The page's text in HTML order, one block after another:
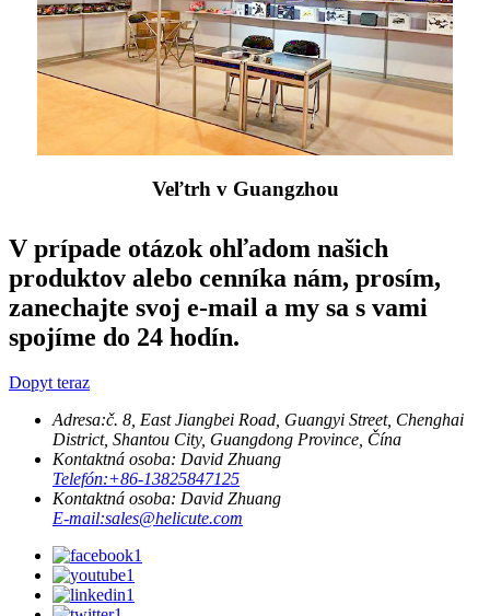
Veľtrh v Guangzhou
V prípade otázok ohľadom našich
produktov alebo cenníka nám, prosím,
zanechajte svoj e-mail a my sa s vami
spojíme do 24 hodín.
Dopyt teraz
Adresa:č. 8, East Jiangbei Road, Guangyi Street, Chenghai
District, Shantou City, Guangdong Province, Čína
Kontaktná osoba: David Zhuang
Telefón:+86-13825847125
Kontaktná osoba: David Zhuang
E-mail:sales@helicute.com